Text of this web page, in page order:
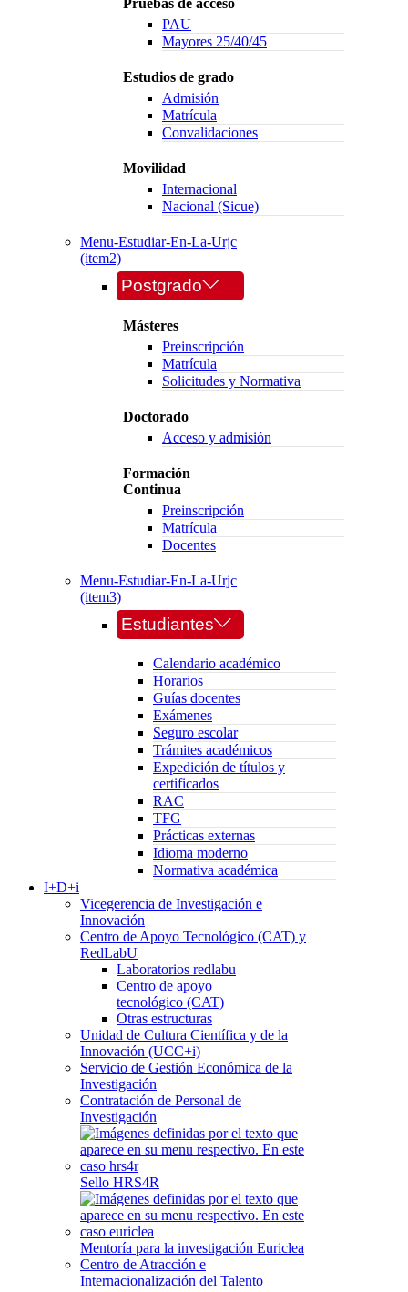
Pruebas de acceso
PAU
Mayores 25/40/45
Estudios de grado
Admisión
Matrícula
Convalidaciones
Movilidad
Internacional
Nacional (Sicue)
Menu-Estudiar-En-La-Urjc
(item2)
Postgrado
Másteres
Preinscripción
Matrícula
Solicitudes y Normativa
Doctorado
Acceso y admisión
Formación
Continua
Preinscripción
Matrícula
Docentes
Menu-Estudiar-En-La-Urjc
(item3)
Estudiantes
Calendario académico
Horarios
Guías docentes
Exámenes
Seguro escolar
Trámites académicos
Expedición de títulos y
certificados
RAC
TFG
Prácticas externas
Idioma moderno
Normativa académica
I+D+i
Vicegerencia de Investigación e
Innovación
Centro de Apoyo Tecnológico (CAT) y
RedLabU
Laboratorios redlabu
Centro de apoyo
tecnológico (CAT)
Otras estructuras
Unidad de Cultura Científica y de la
Innovación (UCC+i)
Servicio de Gestión Económica de la
Investigación
Contratación de Personal de
Investigación
Sello HRS4R
Mentoría para la investigación Euriclea
Centro de Atracción e
Internacionalización del Talento